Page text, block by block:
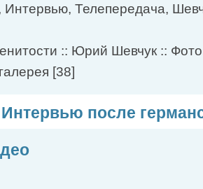
Интервью, Телепередача,
:: Юрий Шевчук ::
[38]
после